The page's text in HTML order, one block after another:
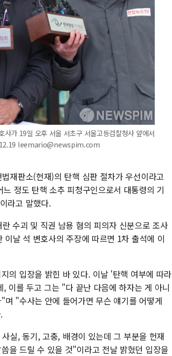
가 19일 오후 서울 서초구 서울고등검찰청사 앞에서
leemario@newspim.com
재판소(헌재)의 탄핵 심판 절차가 우선이라고
정도 탄핵 소추 피청구인으로서 대통령의 기
라고 말했다.
수괴 및 직권 남용 혐의 피의자 신분으로 조사
날 석 변호사의 주장에 따르면 1차 출석에 이
의 입장을 밝힌 바 있다. 이날 '탄핵 여부에 따라
이를 두고 그는 "다 끝난 다음에 하자는 게 아니
"수사는 안에 들어가면 무슨 얘기를 어떻게
실, 동기, 고충, 배경이 있는데 그 부분을 헌재
을 드릴 수 있을 것"이라고 전날 밝혔던 입장을